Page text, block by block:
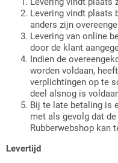
Levering vindt plaats
anders zijn
Levering van online
door de klant
Indien de
worden voldaan,
verplichtingen op te
deel alsnog is
Bij te late betaling is
met als gevolg dat
Rubberwebshop kan
Levertijd